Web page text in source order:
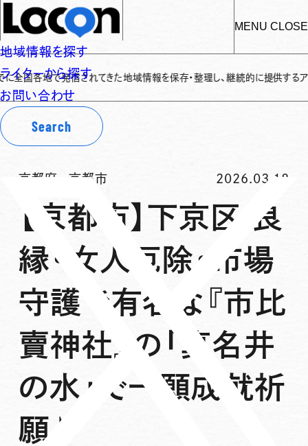
MENU CLOSE
地域情報を探す
ライターから探す
お問い合わせ
Search
で発信されてきた地域情報を保存・整理し、継続的に提供するアーカイブ
京都府 -京都市 2026.03.18
【京都市】下京区 良
縁・女人厄除・市場
守護で有名な『市比
賣神社』の「真名井
の水」で一願成就祈
願♪